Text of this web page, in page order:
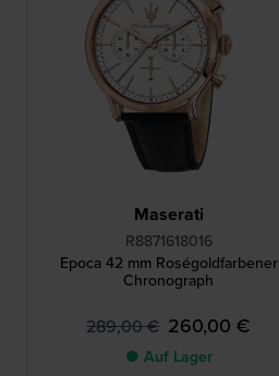
Maserati
R8871618016
Epoca 42 mm Roségoldfarbener
Chronograph
289,00 € 260,00 €
● Auf Lager